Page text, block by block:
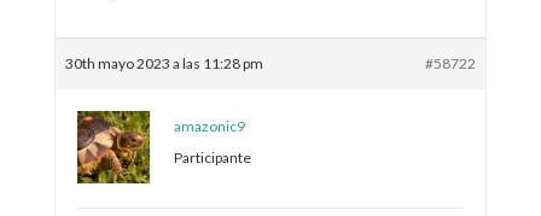
30th mayo 2023 a las 11:28 pm #58722
amazonic9
Participante